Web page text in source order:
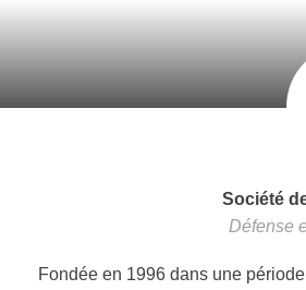
Société
Défense
Fondée en 1996 dans une